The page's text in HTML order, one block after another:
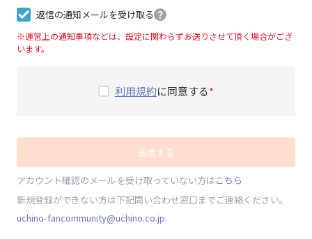
返信の通知メールを受け取る ？
※運営上の通知事項などは、設定に関わらずお送りさせて頂く場合がござ
います。
利用規約に同意する
送信する
アカウント確認のメールを受け取っていない方はこちら
新規登録ができない方は下記問い合わせ窓口までご連絡ください。
uchino-fancommunity@uchino.co.jp